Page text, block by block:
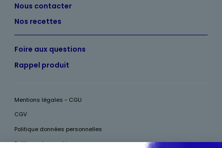
Nous contacter
Nos recettes
Foire aux questions
Rappel produit
Mentions légales - CGU
CGV
Politique données personnelles
Politique des cookies